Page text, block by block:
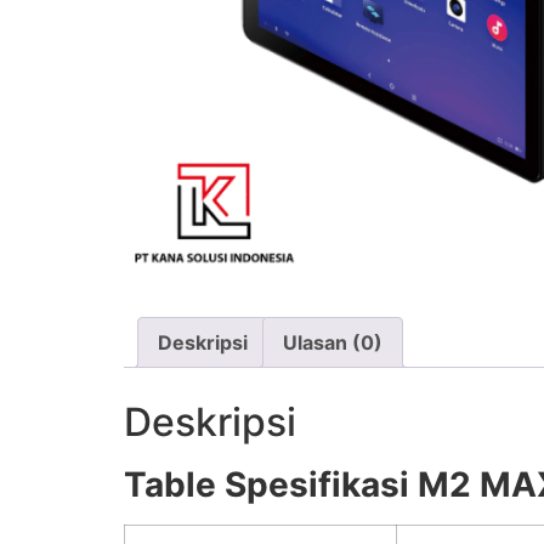
Deskripsi Ulasan (0)
Deskripsi
Table Spesifikasi M2